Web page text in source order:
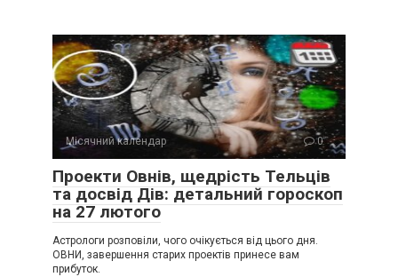
Місячний календар 0
Проекти Овнів, щедрість Тельців
та досвід Дів: детальний гороскоп
на 27 лютого
Астрологи розповіли, чого очікується від цього дня.
ОВНИ, завершення старих проектів принесе вам
прибуток.